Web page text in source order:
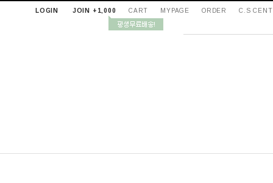
LOGIN JOIN +1,000 CART MYPAGE ORDER C.S